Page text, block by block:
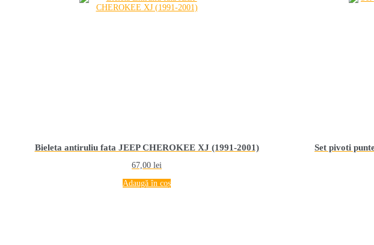
Bieleta antiruliu fata JEEP CHEROKEE XJ (1991-2001)
67,00 lei
Adaugă în coș
Set pivoti